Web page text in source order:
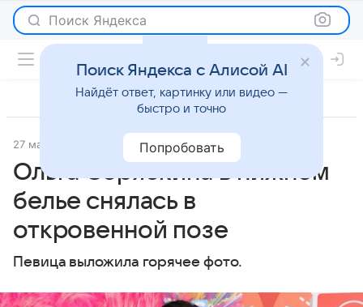
Поиск Яндекса
27 марта 2025 Lenta.Ru Светская жизнь
Ольга Серябкина в нижнем
белье снялась в
откровенной позе
Певица выложила горячее фото.
Поиск Яндекса с Алисой AI
Найдёт ответ, картинку или видео —
быстро и точно
Попробовать